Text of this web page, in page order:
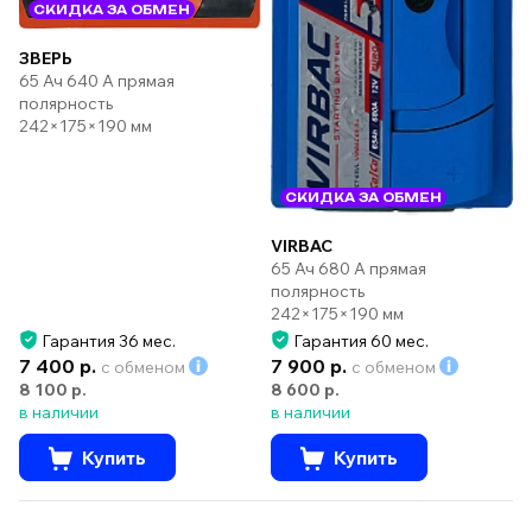
СКИДКА ЗА ОБМЕН
ЗВЕРЬ
65 Ач 640 А прямая
полярность
242×175×190 мм
Гарантия 36 мес.
7 400 р. с обменом
8 100 р.
в наличии
Купить
СКИДКА ЗА ОБМЕН
VIRBAC
65 Ач 680 А прямая
полярность
242×175×190 мм
Гарантия 60 мес.
7 900 р. с обменом
8 600 р.
в наличии
Купить